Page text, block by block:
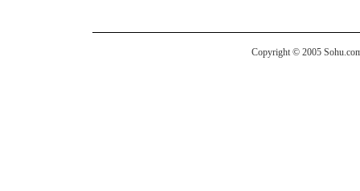
Copyright © 2005